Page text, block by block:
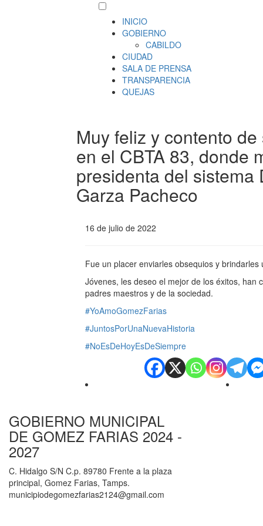
INICIO
GOBIERNO
CABILDO
CIUDAD
SALA DE PRENSA
TRANSPARENCIA
QUEJAS
Muy feliz y contento
en el CBTA 83, donde
presidenta del sistema
Garza Pacheco
16 de julio de 2022
Fue un placer enviarles obsequios y
Jóvenes, les deseo el mejor de los éxitos, han
padres maestros y de la sociedad.
#YoAmoGomezFarias
#JuntosPorUnaNuevaHistoria
#NoEsDeHoyEsDeSiempre
GOBIERNO MUNICIPAL
DE GOMEZ FARIAS 2024 -
2027
C. Hidalgo S/N C.p. 89780 Frente a la plaza
principal, Gomez Farias, Tamps.
municipiodegomezfarias2124@gmail.com